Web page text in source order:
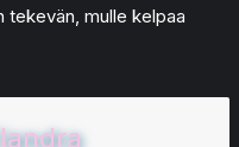
tekevän, mulle kelpaa